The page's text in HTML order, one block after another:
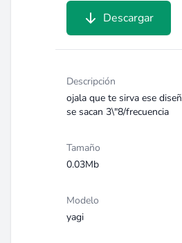
Descargar
Descripción
ojala que te sirva ese
se sacan 3\"8/frecuencia
Tamaño
0.03Mb
Modelo
yagi